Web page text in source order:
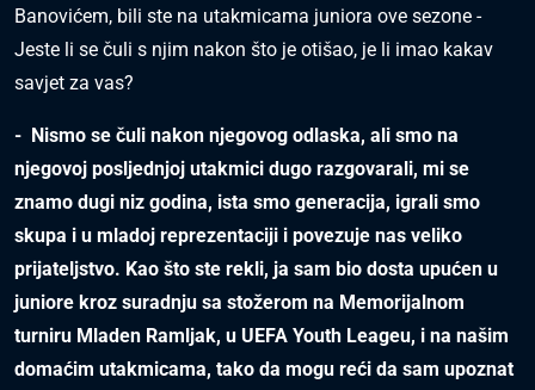
Banovićem, bili ste na utakmicama juniora ove sezone -
Jeste li se čuli s njim nakon što je otišao, je li imao kakav
savjet za vas?
- Nismo se čuli nakon njegovog odlaska, ali smo na
njegovoj posljednjoj utakmici dugo razgovarali, mi se
znamo dugi niz godina, ista smo generacija, igrali smo
skupa i u mladoj reprezentaciji i povezuje nas veliko
prijateljstvo. Kao što ste rekli, ja sam bio dosta upućen u
juniore kroz suradnju sa stožerom na Memorijalnom
turniru Mladen Ramljak, u UEFA Youth Leageu, i na našim
domaćim utakmicama, tako da mogu reći da sam upoznat